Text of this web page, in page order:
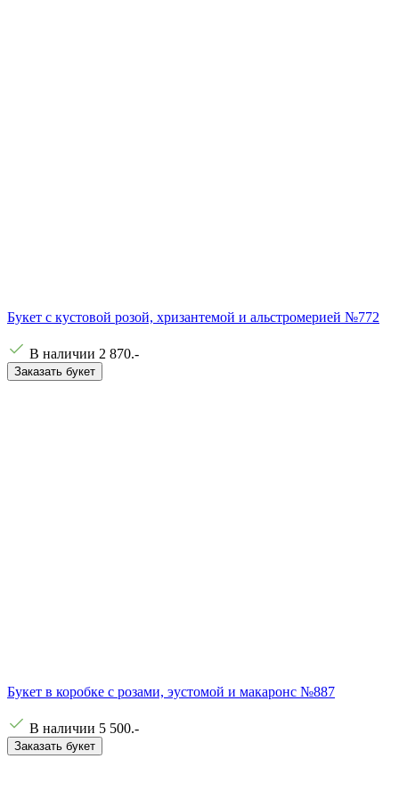
Букет с кустовой розой, хризантемой и альстромерией №772
В наличии 2 870.-
Заказать букет
Букет в коробке с розами, эустомой и макаронс №887
В наличии 5 500.-
Заказать букет